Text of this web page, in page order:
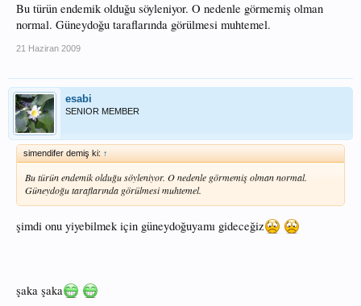
Bu türün endemik olduğu söyleniyor. O nedenle görmemiş olman
normal. Güneydoğu taraflarında görülmesi muhtemel.
21 Haziran 2009
esabi
SENIOR MEMBER
simendifer demiş ki: ↑
Bu türün endemik olduğu söyleniyor. O nedenle görmemiş olman normal.
Güneydoğu taraflarında görülmesi muhtemel.
şimdi onu yiyebilmek için güneydoğuyamı gideceğiz
şaka şaka